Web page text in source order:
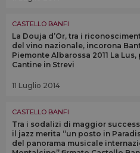
CASTELLO BANFI
La Douja d’Or, tra i
del vino nazionale, incorona
Piemonte Albarossa 2011 La
Cantine in Strevi
11 Luglio 2014
CASTELLO BANFI
Tra i sodalizi di maggior
il jazz merita “un posto in
del panorama musicale